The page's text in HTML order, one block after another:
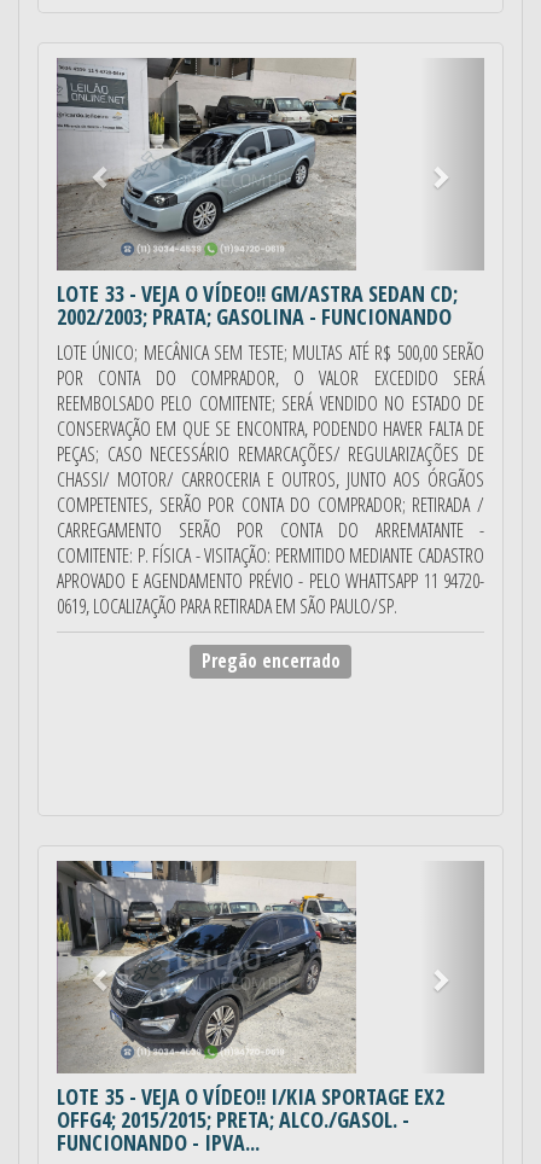
Anterior
LOTE 33 - VEJA O VÍDEO!! GM/ASTRA SEDAN CD;
2002/2003; PRATA; GASOLINA - FUNCIONANDO
LOTE ÚNICO; MECÂNICA SEM TESTE; MULTAS ATÉ R$ 500,00 SERÃO
POR CONTA DO COMPRADOR, O VALOR EXCEDIDO SERÁ
REEMBOLSADO PELO COMITENTE; SERÁ VENDIDO NO ESTADO DE
CONSERVAÇÃO EM QUE SE ENCONTRA, PODENDO HAVER FALTA DE
PEÇAS; CASO NECESSÁRIO REMARCAÇÕES/ REGULARIZAÇÕES DE
CHASSI/ MOTOR/ CARROCERIA E OUTROS, JUNTO AOS ÓRGÃOS
COMPETENTES, SERÃO POR CONTA DO COMPRADOR; RETIRADA /
CARREGAMENTO SERÃO POR CONTA DO ARREMATANTE -
COMITENTE: P. FÍSICA - VISITAÇÃO: PERMITIDO MEDIANTE CADASTRO
APROVADO E AGENDAMENTO PRÉVIO - PELO WHATTSAPP 11 94720-
0619, LOCALIZAÇÃO PARA RETIRADA EM SÃO PAULO/SP.
Pregão encerrado
Anterior
LOTE 35 - VEJA O VÍDEO!! I/KIA SPORTAGE EX2
OFFG4; 2015/2015; PRETA; ALCO./GASOL. -
FUNCIONANDO - IPVA...